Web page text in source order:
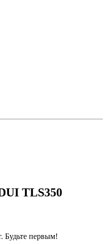
TLS350
Будьте первым!